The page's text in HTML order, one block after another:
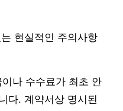
현실적인 주의사항
나 수수료가 최초 안
다. 계약서상 명시된